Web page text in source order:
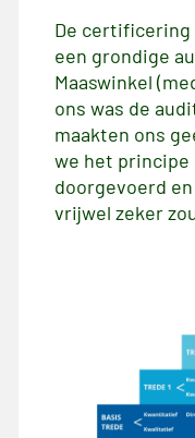
De certificering
een grondige
Maaswinkel
ons was de
maakten ons
we het principe
doorgevoerd
vrijwel zeker